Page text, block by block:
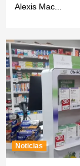
Alexis Mac...
Noticias